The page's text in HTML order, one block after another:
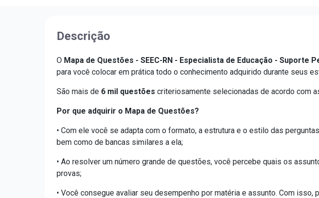
Descrição
O Mapa de Questões - SEEC-RN - Especialista de Educação - Suporte
para você colocar em prática todo o conhecimento adquirido durante seus
São mais de 6 mil questões criteriosamente selecionadas de acordo com
Por que adquirir o Mapa de Questões?
• Com ele você se adapta com o formato, a estrutura e o estilo das
bem como de bancas similares a ela;
• Ao resolver um número grande de questões, você percebe quais os
provas;
• Você consegue avaliar seu desempenho por matéria e assunto. Com